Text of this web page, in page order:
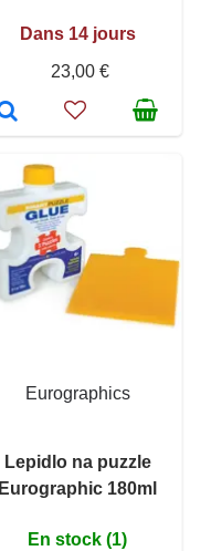
Dans 14 jours
23,00 €
Eurographics
Lepidlo na puzzle
Eurographic 180ml
En stock (1)